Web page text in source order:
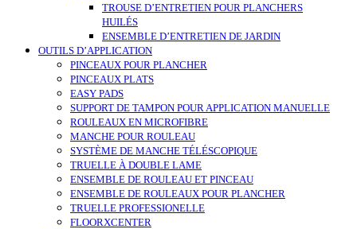
TROUSE D’ENTRETIEN POUR PLANCHERS
HUILÉS
ENSEMBLE D’ENTRETIEN DE JARDIN
OUTILS D’APPLICATION
PINCEAUX POUR PLANCHER
PINCEAUX PLATS
EASY PADS
SUPPORT DE TAMPON POUR APPLICATION MANUELLE
ROULEAUX EN MICROFIBRE
MANCHE POUR ROULEAU
SYSTÈME DE MANCHE TÉLÉSCOPIQUE
TRUELLE À DOUBLE LAME
ENSEMBLE DE ROULEAU ET PINCEAU
ENSEMBLE DE ROULEAUX POUR PLANCHER
TRUELLE PROFESSIONELLE
FLOORXCENTER